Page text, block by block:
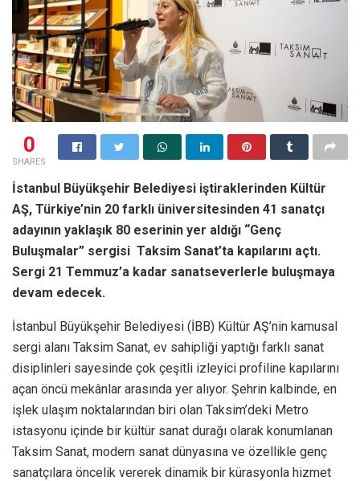
0
SHARES
İstanbul Büyükşehir Belediyesi iştiraklerinden Kültür
AŞ, Türkiye’nin 20 farklı üniversitesinden 41 sanatçı
adayının yaklaşık 80 eserinin yer aldığı “Genç
Buluşmalar” sergisi Taksim Sanat’ta kapılarını açtı.
Sergi 21 Temmuz’a kadar sanatseverlerle buluşmaya
devam edecek.
İstanbul Büyükşehir Belediyesi (İBB) Kültür AŞ’nin kamusal
sergi alanı Taksim Sanat, ev sahipliği yaptığı farklı sanat
disiplinleri sayesinde çok çeşitli izleyici profiline kapılarını
açan öncü mekânlar arasında yer alıyor. Şehrin kalbinde, en
işlek ulaşım noktalarından biri olan Taksim’deki Metro
istasyonu içinde bir kültür sanat durağı olarak konumlanan
Taksim Sanat, modern sanat dünyasına ve özellikle genç
sanatçılara öncelik vererek dinamik bir kürasyonla hizmet